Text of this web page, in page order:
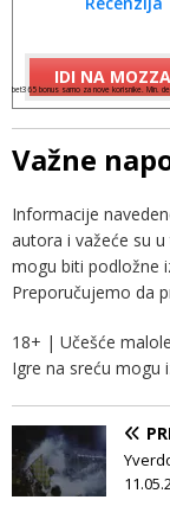
IDI NA
bet365 bonus samo za nove korisnike. Min.
Važne
Informacije
autora i važeće su
mogu biti podložne
Preporučujemo da
18+ | Učešće
Igre na sreću mogu